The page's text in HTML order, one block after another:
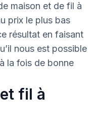
maison et de fil à
prix le plus bas
résultat en faisant
nous est possible
la fois de bonne
fil à